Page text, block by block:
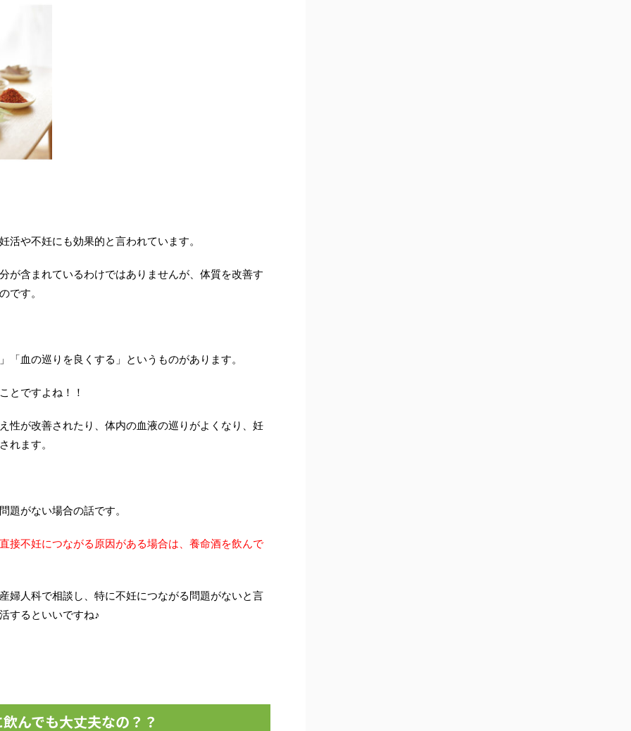
や不妊にも効果的と言われています。
含まれているわけではありませんが、 体質を改善す
です。
「血の巡りを良くする」というものがあります。
とですよね！！
性が改善されたり、体内の血液の巡りがよくなり、妊
れます。
題がない場合の話です。
接不妊につながる原因がある場合は、養命酒を飲んで
婦人科で相談し、特に不妊につながる問題がないと言
するといいですね♪
んでも大丈夫なの？？